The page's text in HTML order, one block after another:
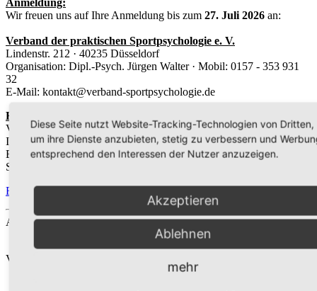
Wir freuen uns auf Ihre Anmeldung bis zum 27. Juli 2026 an:
Verband der praktischen Sportpsychologie e. V.
Lindenstr. 212 · 40235 Düsseldorf
Organisation: Dipl.-Psych. Jürgen Walter · Mobil: 0157 - 353 931
32
E-Mail: kontakt@verband-sportpsychologie.de
Kontoverbindung:
Verband der praktischen Sportpsychologie e. V.
IBAN DE45 8306 5408 0005 3528 60
BIC GENO DEF1 SLR · Deutsche Skatbank
Stichwort "Name/0826"
Flyer zum Download
Aktuelle Termine
(weitere Informationen folgen...)
Vortrag: "Zurückkommen nach Verletzungen im Fußball"
Diese Seite nutzt Website-Tracking-Technologien von Dritten,
um ihre Dienste anzubieten, stetig zu verbessern und
entsprechend den Interessen der Nutzer anzuzeigen.
Akzeptieren
Ablehnen
mehr